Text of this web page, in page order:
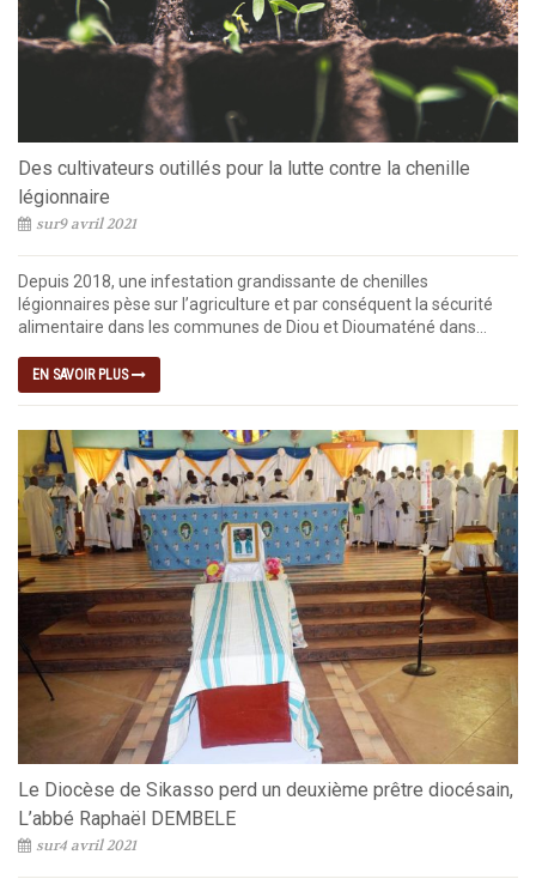
Des cultivateurs outillés pour la lutte contre la chenille
légionnaire
sur9 avril 2021
Depuis 2018, une infestation grandissante de chenilles
légionnaires pèse sur l’agriculture et par conséquent la sécurité
alimentaire dans les communes de Diou et Dioumaténé dans...
EN SAVOIR PLUS
Le Diocèse de Sikasso perd un deuxième prêtre diocésain,
L’abbé Raphaël DEMBELE
sur4 avril 2021